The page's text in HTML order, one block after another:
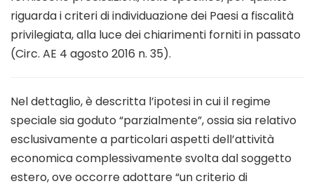
riguarda i criteri di individuazione dei Paesi a fiscalità
privilegiata, alla luce dei chiarimenti forniti in passato
(Circ. AE 4 agosto 2016 n. 35).
Nel dettaglio, è descritta l’ipotesi in cui il regime
speciale sia goduto “parzialmente”, ossia sia relativo
esclusivamente a particolari aspetti dell’attività
economica complessivamente svolta dal soggetto
estero, ove occorre adottare “un criterio di